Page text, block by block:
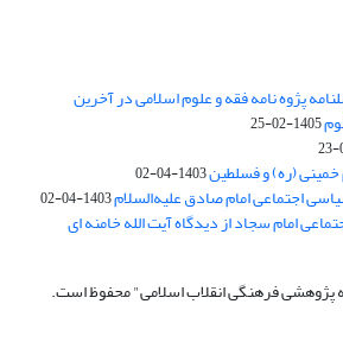
پژوه نامه فقه و علوم اسلامی در آخرین
1405-02-25
(ره) و فسلطین1403-04-02
اجتماعی امام صادق علیه‌السلام1403-04-02
امام سجاد از دیدگاه آیت الله خامنه ای
فرهنگی انقلاب اسلامی" محفوظ است.